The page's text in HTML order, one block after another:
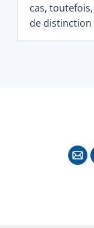
cas, toutefois,
de distinction